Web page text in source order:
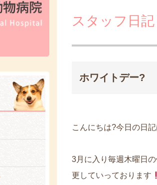
スタッフ日記
ホワイトデー?
こんにちは?今日の日
3月に入り毎週木曜日
更していっております